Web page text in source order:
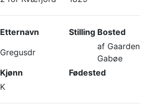
Etternavn Stilling Bosted
Gregusdr
af Gaarden
Gabøe
Kjønn
Fødested
K